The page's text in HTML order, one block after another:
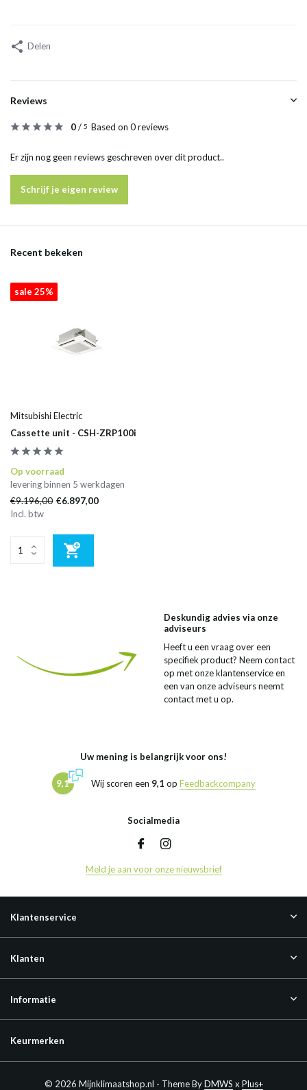
Delen
Reviews
0/ 5 Based on 0 reviews
Er zijn nog geen reviews geschreven over dit product..
Schrijf je eigen review
Recent bekeken
sale 25%
Mitsubishi Electric
Cassette unit - CSH-ZRP100i
Op voorraad
levering binnen 5 werkdagen
€9.196,00 €6.897,00
Incl. btw
Deskundig advies via onze
adviseurs
Heeft u een vraag over een
specifiek product? Neem contact
op met onze klantenservice en
een van onze adviseurs neemt
contact met u op.
Uw mening is belangrijk voor ons!
9,1 Wij scoren een 9,1 op Feedbackcompany
Socialmedia
Meld je aan voor onze nieuwsbrief
Klantenservice
Klanten
Informatie
Keurmerken
© 2026 Mijnklimaatshop.nl - Theme ByDMWS x Plus+